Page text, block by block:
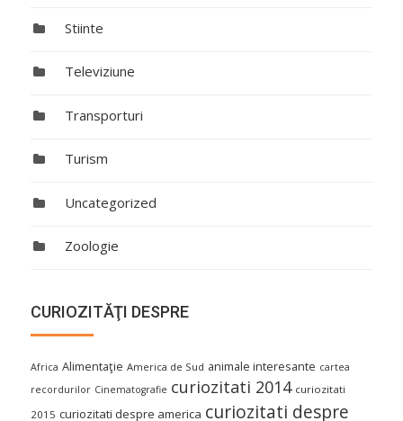
Stiinte
Televiziune
Transporturi
Turism
Uncategorized
Zoologie
CURIOZITĂŢI DESPRE
Africa Alimentaţie America de Sud animale interesante cartea
recordurilor Cinematografie curiozitati 2014 curiozitati
2015 curiozitati despre america curiozitati despre